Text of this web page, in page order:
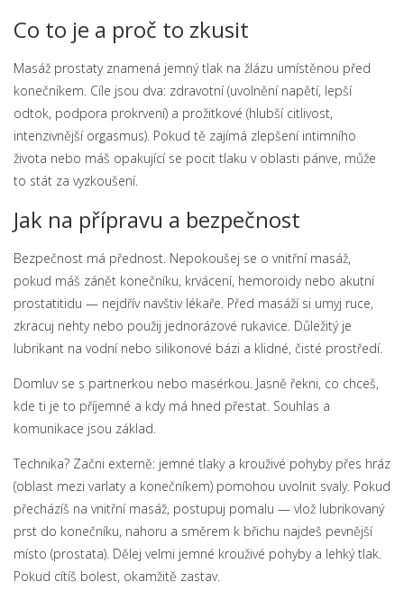
Co to je a proč to zkusit
Masáž prostaty znamená jemný tlak na žlázu umístěnou před
konečníkem. Cíle jsou dva: zdravotní (uvolnění napětí, lepší
odtok, podpora prokrvení) a prožitkové (hlubší citlivost,
intenzivnější orgasmus). Pokud tě zajímá zlepšení intimního
života nebo máš opakující se pocit tlaku v oblasti pánve, může
to stát za vyzkoušení.
Jak na přípravu a bezpečnost
Bezpečnost má přednost. Nepokoušej se o vnitřní masáž,
pokud máš zánět konečníku, krvácení, hemoroidy nebo akutní
prostatitidu — nejdřív navštiv lékaře. Před masáží si umyj ruce,
zkracuj nehty nebo použij jednorázové rukavice. Důležitý je
lubrikant na vodní nebo silikonové bázi a klidné, čisté prostředí.
Domluv se s partnerkou nebo masérkou. Jasně řekni, co chceš,
kde ti je to příjemné a kdy má hned přestat. Souhlas a
komunikace jsou základ.
Technika? Začni externě: jemné tlaky a krouživé pohyby přes hráz
(oblast mezi varlaty a konečníkem) pomohou uvolnit svaly. Pokud
přecházíš na vnitřní masáž, postupuj pomalu — vlož lubrikovaný
prst do konečníku, nahoru a směrem k břichu najdeš pevnější
místo (prostata). Dělej velmi jemné krouživé pohyby a lehký tlak.
Pokud cítíš bolest, okamžitě zastav.